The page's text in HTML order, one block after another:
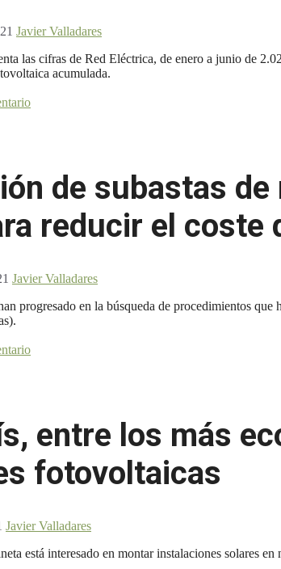
Javier Valladares
las cifras de Red Eléctrica, de enero a junio de
acumulada.
de subastas
reducir el
Javier Valladares
progresado en la búsqueda de procedimientos que
entre los más
fotovoltaicas
Javier Valladares
está interesado en montar instalaciones solares